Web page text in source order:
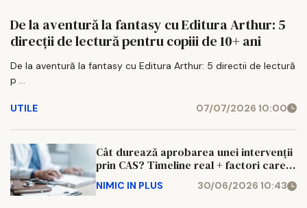
De la aventură la fantasy cu Editura Arthur: 5
direcții de lectură pentru copiii de 10+ ani
De la aventură la fantasy cu Editura Arthur: 5 directii de lectură
p ...
UTILE 07/07/2026 10:00
Cât durează aprobarea unei intervenții
prin CAS? Timeline real + factori care
influențează așteptarea
NIMIC IN PLUS 30/06/2026 10:43